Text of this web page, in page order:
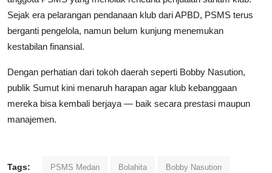
Sejak era pelarangan pendanaan klub dari APBD, PSMS terus
berganti pengelola, namun belum kunjung menemukan
kestabilan finansial.
Dengan perhatian dari tokoh daerah seperti Bobby Nasution,
publik Sumut kini menaruh harapan agar klub kebanggaan
mereka bisa kembali berjaya — baik secara prestasi maupun
manajemen.
Tags: PSMS Medan Bolahita Bobby Nasution